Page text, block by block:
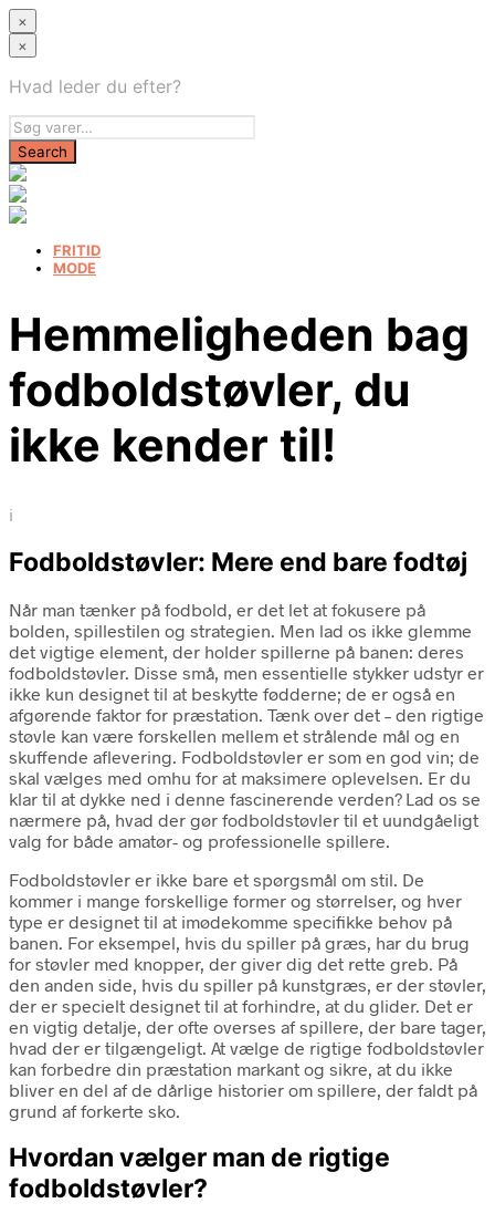
×
×
Hvad leder du efter?
FRITID
MODE
Hemmeligheden bag
fodboldstøvler, du
ikke kender til!
i
Fodboldstøvler: Mere end bare fodtøj
Når man tænker på fodbold, er det let at fokusere på
bolden, spillestilen og strategien. Men lad os ikke glemme
det vigtige element, der holder spillerne på banen: deres
fodboldstøvler. Disse små, men essentielle stykker udstyr er
ikke kun designet til at beskytte fødderne; de er også en
afgørende faktor for præstation. Tænk over det – den rigtige
støvle kan være forskellen mellem et strålende mål og en
skuffende aflevering. Fodboldstøvler er som en god vin; de
skal vælges med omhu for at maksimere oplevelsen. Er du
klar til at dykke ned i denne fascinerende verden? Lad os se
nærmere på, hvad der gør fodboldstøvler til et uundgåeligt
valg for både amatør- og professionelle spillere.
Fodboldstøvler er ikke bare et spørgsmål om stil. De
kommer i mange forskellige former og størrelser, og hver
type er designet til at imødekomme specifikke behov på
banen. For eksempel, hvis du spiller på græs, har du brug
for støvler med knopper, der giver dig det rette greb. På
den anden side, hvis du spiller på kunstgræs, er der støvler,
der er specielt designet til at forhindre, at du glider. Det er
en vigtig detalje, der ofte overses af spillere, der bare tager,
hvad der er tilgængeligt. At vælge de rigtige fodboldstøvler
kan forbedre din præstation markant og sikre, at du ikke
bliver en del af de dårlige historier om spillere, der faldt på
grund af forkerte sko.
Hvordan vælger man de rigtige
fodboldstøvler?